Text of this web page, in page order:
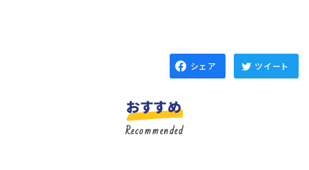
シェア ツイート
おすすめ
Recommended